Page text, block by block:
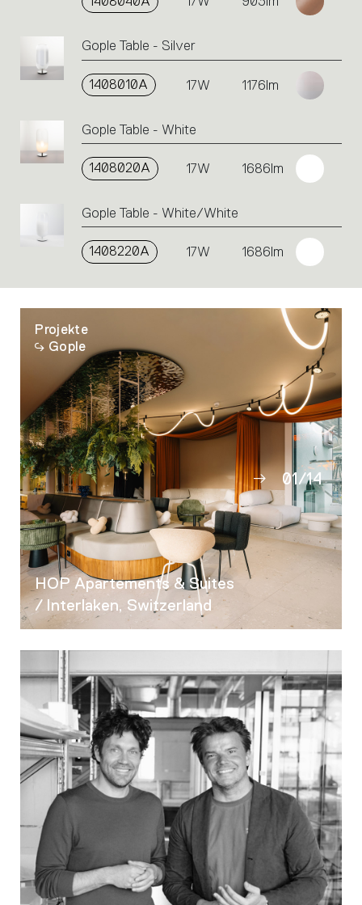
Gople Table - Silver
1408010A 17W 1176lm
Gople Table - White
1408020A 17W 1686lm
Gople Table - White/White
1408220A 17W 1686lm
Projekte
Gople
HOP Apartements & Suites
/ Interlaken, Switzerland
01
02
03
04
07
08
09
11
12
13
14
/14